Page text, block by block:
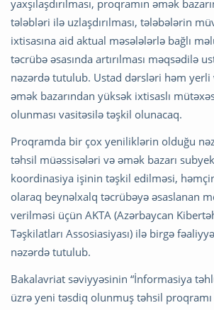
yaxşılaşdırılması, proqramın əmək
tələbləri ilə uzlaşdırılması, tələbələrin
ixtisasına aid aktual məsələlərlə bağlı
təcrübə əsasında artırılması məqsədilə
nəzərdə tutulub. Ustad dərsləri həm yerli
əmək bazarından yüksək ixtisaslı
olunması vasitəsilə təşkil olunacaq.
Proqramda bir çox yeniliklərin olduğu
təhsil müəssisələri və əmək bazarı
koordinasiya işinin təşkil edilməsi,
olaraq beynəlxalq təcrübəyə əsaslanan
verilməsi üçün AKTA (Azərbaycan
Təşkilatları Assosiasiyası) ilə birgə
nəzərdə tutulub.
Bakalavriat səviyyəsinin “İnformasiya
üzrə yeni təsdiq olunmuş təhsil